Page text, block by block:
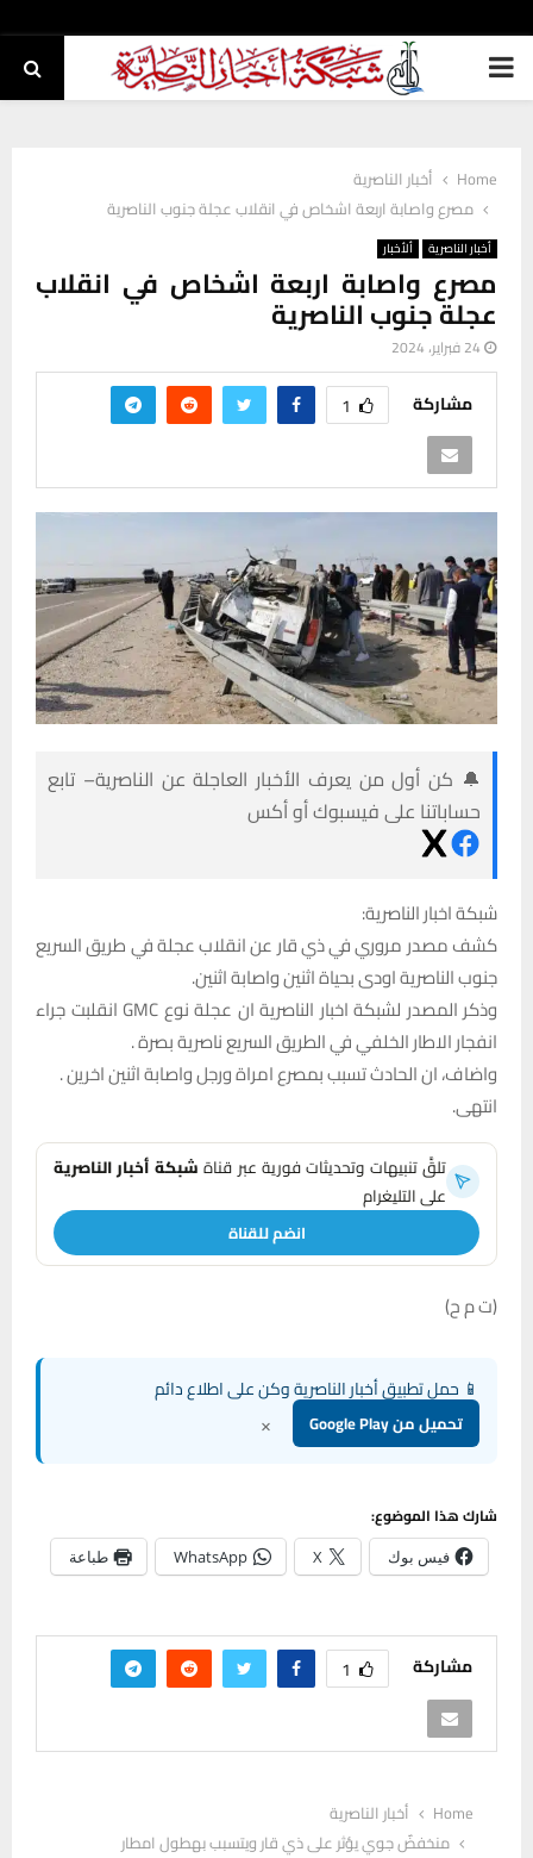
PRIMARY
Home
أخبار الناصرية
مصرع واصابة اربعة اشخاص في انقلاب عجلة جنوب الناصرية
أخبار الناصرية ألأخبار
مصرع واصابة اربعة اشخاص في انقلاب
عجلة جنوب الناصرية
24 فبراير، 2024
مشاركة 1
🔔 كن أول من يعرف الأخبار العاجلة عن الناصرية– تابع
حساباتنا على فيسبوك أو أكس
شبكة اخبار الناصرية:
كشف مصدر مروري في ذي قار عن انقلاب عجلة في طريق السريع
جنوب الناصرية اودى بحياة اثنين واصابة اثنين.
وذكر المصدر لشبكة اخبار الناصرية ان عجلة نوع GMC انقلبت جراء
انفجار الاطار الخلفي في الطريق السريع ناصرية بصرة .
واضاف، ان الحادث تسبب بمصرع امراة ورجل واصابة اثنين اخرين .
انتهى.
تلقَّ تنبيهات وتحديثات فورية عبر قناةشبكة أخبار الناصرية
على التليغرام
انضم للقناة
(ت م ح)
📱 حمل تطبيق أخبار الناصرية وكن على اطلاع دائم
تحميل من Google Play ×
شارك هذا الموضوع:
فيس بوك X
WhatsApp طباعة
مشاركة 1
Home
أخبار الناصرية
منخفضٌ جوي يؤثر على ذي قار ويتسبب بهطول امطار